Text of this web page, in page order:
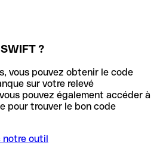
?
vous pouvez obtenir le code
sur votre relevé
pouvez également accéder à
pour trouver le bon code
notre outil